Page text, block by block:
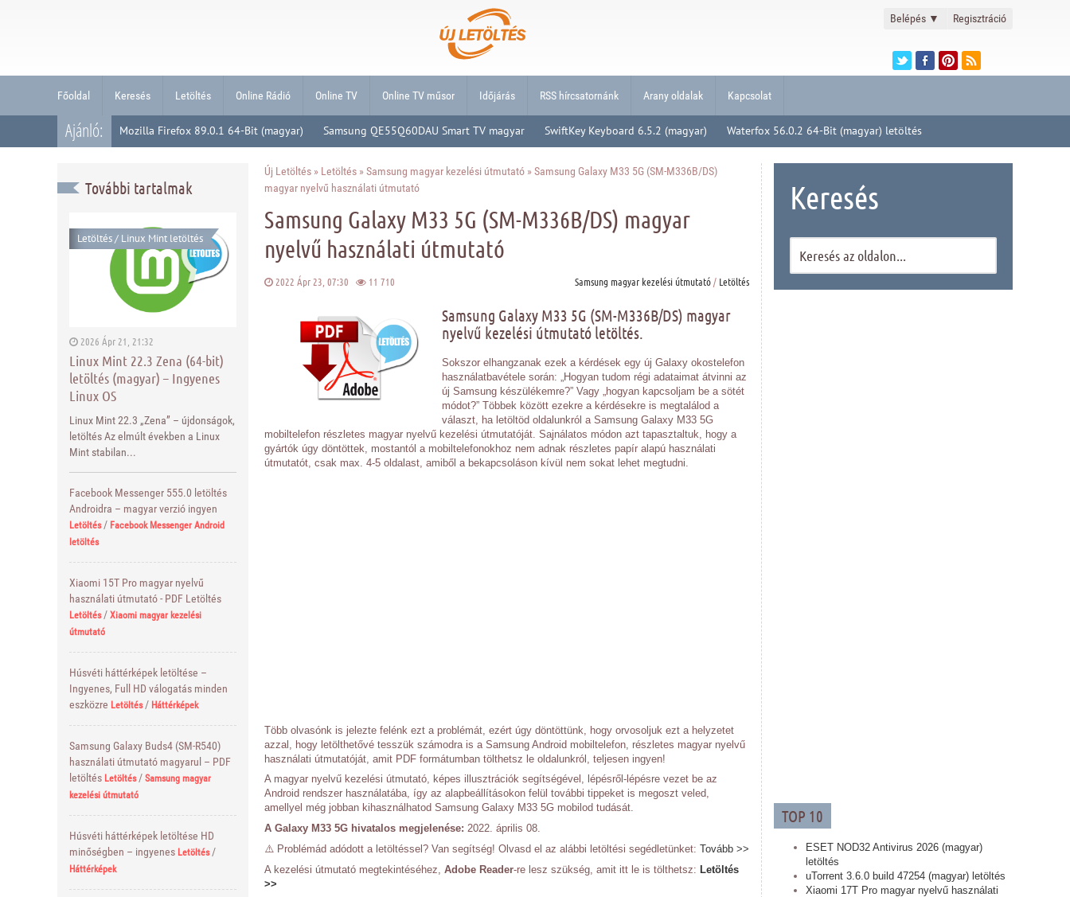
Belépés ▼ Regisztráció
Főoldal Keresés Letöltés Online Rádió Online TV Online TV műsor Időjárás RSS hírcsatornánk Arany oldalak Kapcsolat
Ajánló: Mozilla Firefox 89.0.1 64-Bit (magyar) Samsung QE55Q60DAU Smart TV magyar SwiftKey Keyboard 6.5.2 (magyar) Waterfox 56.0.2 64-Bit (magyar) letöltés
További tartalmak
Letöltés/ Linux Mint letöltés
2026 Ápr 21, 21:32
Linux Mint 22.3 Zena (64-bit)
letöltés (magyar) – Ingyenes
Linux OS
Linux Mint 22.3 „Zena” – újdonságok,
letöltés Az elmúlt években a Linux
Mint stabilan...
Facebook Messenger 555.0 letöltés
Androidra – magyar verzió ingyen
Letöltés/ Facebook Messenger Android
letöltés
Xiaomi 15T Pro magyar nyelvű
használati útmutató - PDF Letöltés
Letöltés/ Xiaomi magyar kezelési
útmutató
Húsvéti háttérképek letöltése –
Ingyenes, Full HD válogatás minden
eszközre Letöltés/ Háttérképek
Samsung Galaxy Buds4 (SM-R540)
használati útmutató magyarul – PDF
letöltés Letöltés/ Samsung magyar
kezelési útmutató
Húsvéti háttérképek letöltése HD
minőségben – ingyenes Letöltés/
Háttérképek
Keresés
TOP 10
ESET NOD32 Antivirus 2026 (magyar)
letöltés
uTorrent 3.6.0 build 47254 (magyar) letöltés
Xiaomi 17T Pro magyar nyelvű használati
Új Letöltés » Letöltés »Samsung magyar kezelési útmutató » Samsung Galaxy M33 5G (SM-M336B/DS)
magyar nyelvű használati útmutató
Samsung Galaxy M33 5G (SM-M336B/DS) magyar
nyelvű használati útmutató
2022 Ápr 23, 07:30 11 710 Samsung magyar kezelési útmutató/ Letöltés
Samsung Galaxy M33 5G (SM-M336B/DS) magyar
nyelvű kezelési útmutató letöltés.
Sokszor elhangzanak ezek a kérdések egy új Galaxy okostelefon
használatbavétele során: „Hogyan tudom régi adataimat átvinni az
új Samsung készülékemre?” Vagy „hogyan kapcsoljam be a sötét
módot?” Többek között ezekre a kérdésekre is megtalálod a
választ, ha letöltöd oldalunkról a Samsung Galaxy M33 5G
mobiltelefon részletes magyar nyelvű kezelési útmutatóját. Sajnálatos módon azt tapasztaltuk, hogy a
gyártók úgy döntöttek, mostantól a mobiltelefonokhoz nem adnak részletes papír alapú használati
útmutatót, csak max. 4-5 oldalast, amiből a bekapcsoláson kívül nem sokat lehet megtudni.
Több olvasónk is jelezte felénk ezt a problémát, ezért úgy döntöttünk, hogy orvosoljuk ezt a helyzetet
azzal, hogy letölthetővé tesszük számodra is a Samsung Android mobiltelefon, részletes magyar nyelvű
használati útmutatóját, amit PDF formátumban tölthetsz le oldalunkról, teljesen ingyen!
A magyar nyelvű kezelési útmutató, képes illusztrációk segítségével, lépésről-lépésre vezet be az
Android rendszer használatába, így az alapbeállításokon felül további tippeket is megoszt veled,
amellyel még jobban kihasználhatod Samsung Galaxy M33 5G mobilod tudását.
A Galaxy M33 5G hivatalos megjelenése: 2022. április 08.
⚠️ Problémád adódott a letöltéssel? Van segítség! Olvasd el az alábbi letöltési segédletünket: Tovább >>
A kezelési útmutató megtekintéséhez, Adobe Reader-re lesz szükség, amit itt le is tölthetsz: Letöltés
>>